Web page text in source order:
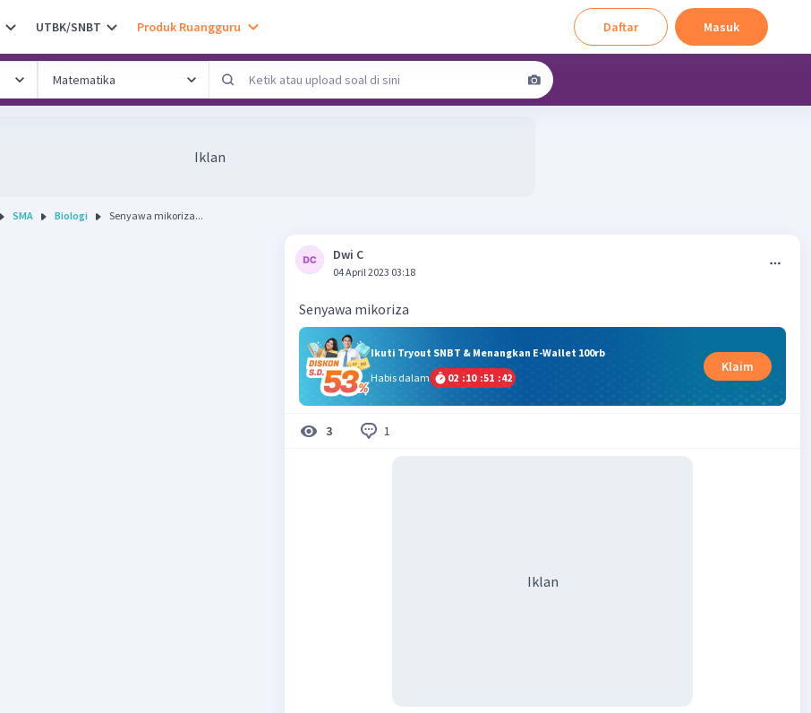
UTBK/SNBT Produk Ruangguru Daftar Masuk
Iklan
SMA Biologi Senyawa mikoriza...
Dwi C
04 April 2023 03:18
Senyawa mikoriza
Ikuti Tryout SNBT & Menangkan E-Wallet 100rb
Habis dalam
02 :10 :51 :41
Klaim
3 1
Iklan